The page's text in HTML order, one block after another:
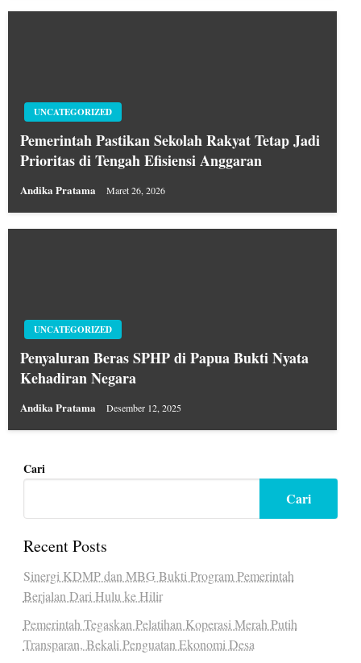
UNCATEGORIZED
Pemerintah Pastikan Sekolah Rakyat Tetap Jadi
Prioritas di Tengah Efisiensi Anggaran
Andika Pratama Maret 26, 2026
UNCATEGORIZED
Penyaluran Beras SPHP di Papua Bukti Nyata
Kehadiran Negara
Andika Pratama Desember 12, 2025
Cari
Cari
Recent Posts
Sinergi KDMP dan MBG Bukti Program Pemerintah
Berjalan Dari Hulu ke Hilir
Pemerintah Tegaskan Pelatihan Koperasi Merah Putih
Transparan, Bekali Penguatan Ekonomi Desa